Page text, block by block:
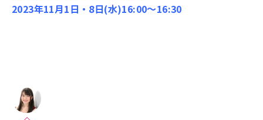
2023年11月1日・8日(水)16:00〜16:30